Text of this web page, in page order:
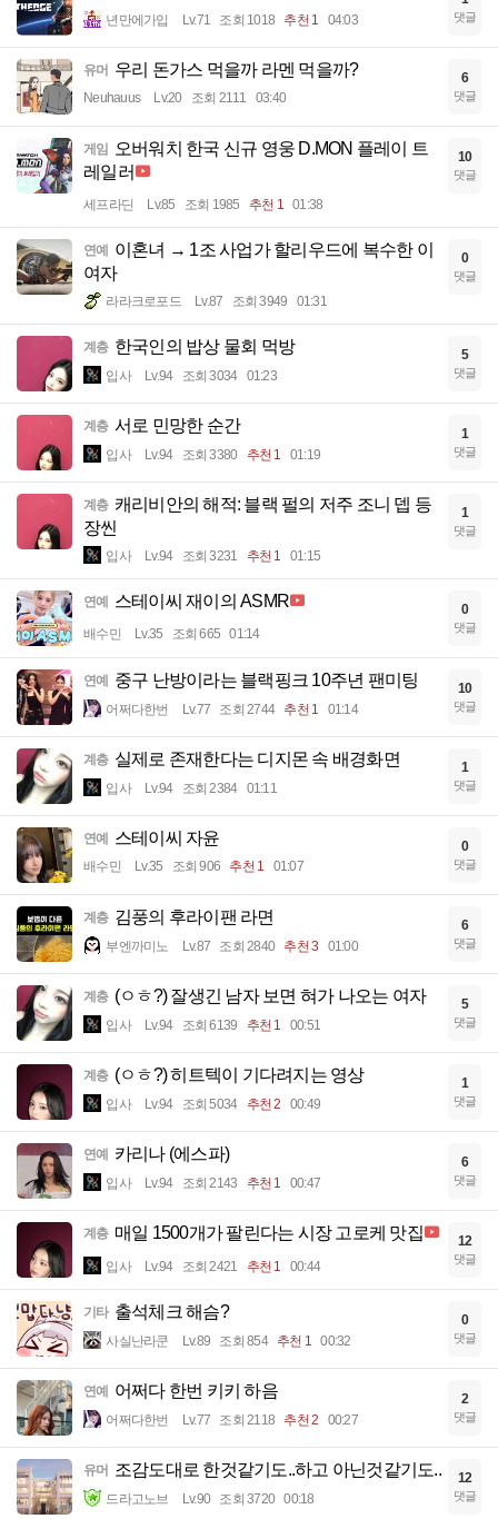
년만에가입 Lv.71 조회 1018 추천 1 04:03 댓글
유머 우리 돈가스 먹을까 라멘 먹을까?
Neuhauus Lv.20 조회 2111 03:40
6
댓글
게임
오버워치 한국 신규 영웅 D.MON 플레이 트
레일러
세프라딘 Lv.85 조회 1985 추천 1 01:38
10
댓글
연예
이혼녀 → 1조 사업가 할리우드에 복수한 이
여자
라라크로포드 Lv.87 조회 3949 01:31
0
댓글
계층 한국인의 밥상 물회 먹방
입사 Lv.94 조회 3034 01:23
5
댓글
계층 서로 민망한 순간
입사 Lv.94 조회 3380 추천 1 01:19
1
댓글
계층 캐리비안의 해적: 블랙 펄의 저주 조니 뎁 등
장씬
입사 Lv.94 조회 3231 추천 1 01:15
1
댓글
연예 스테이씨 재이의 ASMR
배수민 Lv.35 조회 665 01:14
0
댓글
연예 중구 난방이라는 블랙핑크 10주년 팬미팅
어쩌다한번 Lv.77 조회 2744 추천 1 01:14
10
댓글
계층 실제로 존재한다는 디지몬 속 배경화면
입사 Lv.94 조회 2384 01:11
1
댓글
연예 스테이씨 자윤
배수민 Lv.35 조회 906 추천 1 01:07
0
댓글
계층 김풍의 후라이팬 라면
부엔까미노 Lv.87 조회 2840 추천 3 01:00
6
댓글
계층 (ㅇㅎ?) 잘생긴 남자 보면 혀가 나오는 여자
입사 Lv.94 조회 6139 추천 1 00:51
5
댓글
계층 (ㅇㅎ?) 히트텍이 기다려지는 영상
입사 Lv.94 조회 5034 추천 2 00:49
1
댓글
연예 카리나 (에스파)
입사 Lv.94 조회 2143 추천 1 00:47
6
댓글
계층 매일 1500개가 팔린다는 시장 고로케 맛집
입사 Lv.94 조회 2421 추천 1 00:44
12
댓글
기타 출석체크 해슴?
사실난라쿤 Lv.89 조회 854 추천 1 00:32
0
댓글
연예 어쩌다 한번 키키 하음
어쩌다한번 Lv.77 조회 2118 추천 2 00:27
2
댓글
유머 조감도대로 한것같기도..하고 아닌것같기도..
드라고노브 Lv.90 조회 3720 00:18
12
댓글